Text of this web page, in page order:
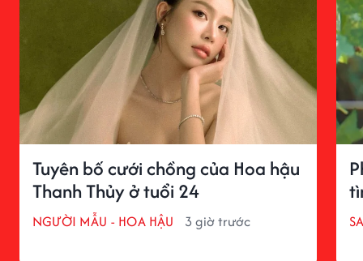
Tuyên bố cưới chồng của Hoa hậu
Thanh Thủy ở tuổi 24
NGƯỜI MẪU - HOA HẬU 3 giờ trước